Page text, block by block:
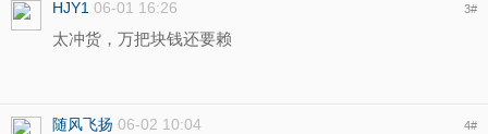
HJY1 06-01 16:26 3#
太冲货，万把块钱还要赖
随风飞扬 06-02 10:04 4#